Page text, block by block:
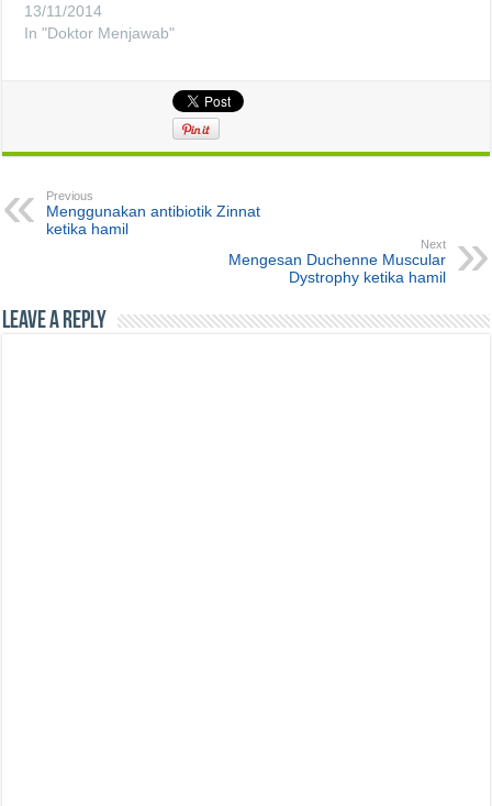
13/11/2014
In "Doktor Menjawab"
Previous
Menggunakan antibiotik Zinnat
ketika hamil
Next
Mengesan Duchenne Muscular
Dystrophy ketika hamil
Leave a Reply